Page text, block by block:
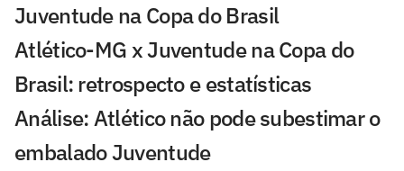
Juventude na Copa do Brasil
Atlético-MG x Juventude na Copa do
Brasil: retrospecto e estatísticas
Análise: Atlético não pode subestimar o
embalado Juventude